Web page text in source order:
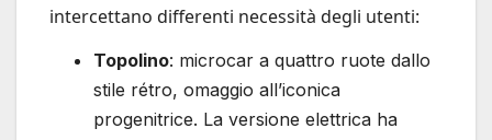
intercettano differenti necessità degli utenti:
Topolino: microcar a quattro ruote dallo
stile rétro, omaggio all’iconica
progenitrice. La versione elettrica ha